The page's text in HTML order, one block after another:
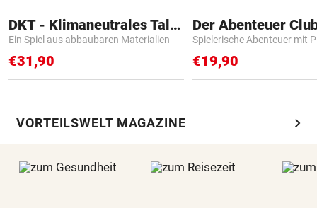
DKT - Klimaneutrales Talent
Ein Spiel aus abbaubaren Materialien
€31,90
Der Abenteuer
Spielerische Abenteuer mit
€19,90
VORTEILSWELT MAGAZINE chevron_right